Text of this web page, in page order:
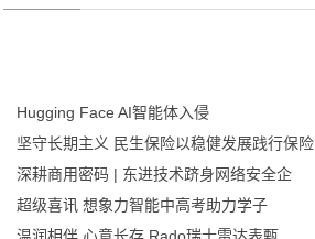
Hugging Face AI智能体入侵
坚守长期主义 民生保险以稳健发展践行保险
深耕商用密码 | 东进技术跻身网络安全企
超级喜讯 想象力智能中高考助力学子